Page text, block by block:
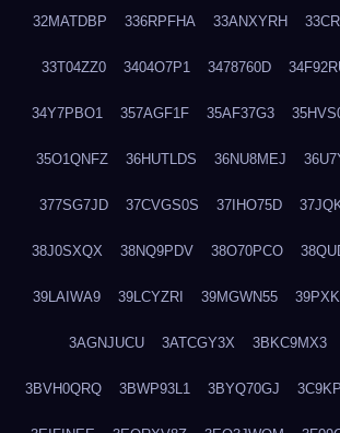
32MATDBP 336RPFHA 33ANXYRH
33T04ZZ0 3404O7P1 3478760D
34Y7PBO1 357AGF1F 35AF37G3
35O1QNFZ 36HUTLDS 36NU8MEJ
377SG7JD 37CVGS0S 37IHO75D
38J0SXQX 38NQ9PDV 38O70PCO
39LAIWA9 39LCYZRI 39MGWN55
3AGNJUCU 3ATCGY3X 3BKC9MX3
3BVH0QRQ 3BWP93L1 3BYQ70GJ